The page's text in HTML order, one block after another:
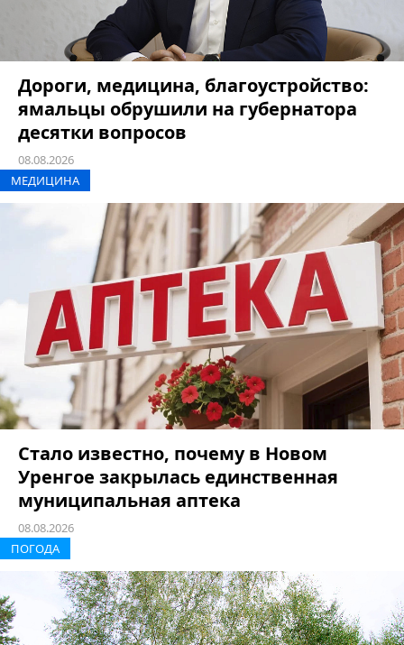
Дороги, медицина, благоустройство:
ямальцы обрушили на губернатора
десятки вопросов
08.08.2026
МЕДИЦИНА
Стало известно, почему в Новом
Уренгое закрылась единственная
муниципальная аптека
08.08.2026
ПОГОДА